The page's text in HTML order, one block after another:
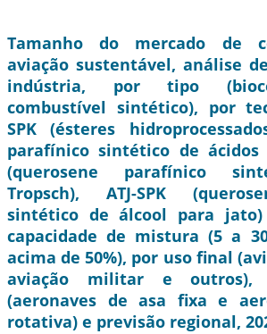
Tamanho do mercado de
aviação sustentável, análise
indústria, por tipo
combustível sintético), por
SPK (ésteres
parafínico sintético de ácidos
(querosene parafínico
Tropsch), ATJ-SPK
sintético de álcool para
capacidade de mistura (5 a
acima de 50%), por uso final
aviação militar e outros),
(aeronaves de asa fixa e
rotativa) e previsão regional,